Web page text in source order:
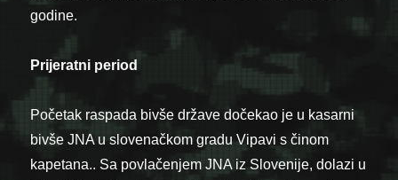
godine.
Prijeratni period
Početak raspada bivše države dočekao je u kasarni
bivše JNA u slovenačkom gradu Vipavi s činom
kapetana.. Sa povlačenjem JNA iz Slovenije, dolazi u